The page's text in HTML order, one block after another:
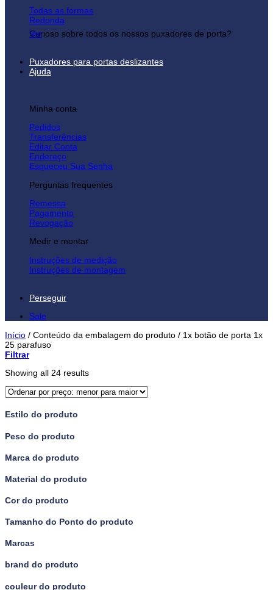
Todas as formas
Redonda
Curioso sobre todos os nossos puxadores de porta?
Ver
Puxadores para portas deslizantes
Ajuda
Minha conta
Pedidos
Transferências
Editar Conta
Endereço
Esqueceu Sua Senha
Perguntas frequentes
Remessa
Pagamento
Revogação
Medir e montar
Instruções de medição
Instruções de montagem
Perseguir
Sale
Início / Conteúdo da embalagem do produto / 1x botão de porta 1x
25 parafuso
Filtrar
Showing all 24 results
Estilo do produto
Peso do produto
Marca do produto
Material do produto
Cor do produto
Tamanho do Ponto do produto
Marcas
brand do produto
couleur do produto